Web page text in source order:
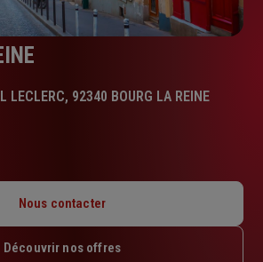
LECLERC, 92340 BOURG LA REINE
Nous contacter
Découvrir nos offres